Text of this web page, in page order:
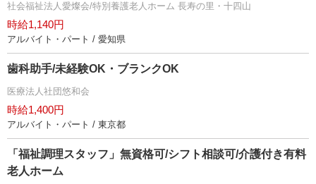
社会福祉法人愛燦会/特別養護老人ホーム 長寿の里・十四山
時給1,140円
アルバイト・パート / 愛知県
歯科助手/未経験OK・ブランクOK
医療法人社団悠和会
時給1,400円
アルバイト・パート / 東京都
「福祉調理スタッフ」無資格可/シフト相談可/介護付き有料
老人ホーム